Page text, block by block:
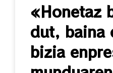
«Honetaz
dut, baina
bizia